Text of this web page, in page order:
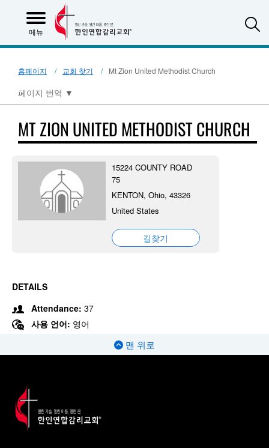
메뉴
홈페이지 교회 찾기 Mt Zion United Methodist Church
페이지 번역 ▼
MT ZION UNITED METHODIST CHURCH
15224 COUNTY ROAD
75
KENTON, Ohio, 43326
United States
길찾기
DETAILS
Attendance: 37
사용 언어: 영어
맨 위로